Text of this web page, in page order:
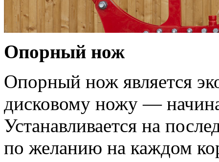
Опорный нож
Опорный нож является
дисковому ножу —
Устанавливается на
по желанию на каждом